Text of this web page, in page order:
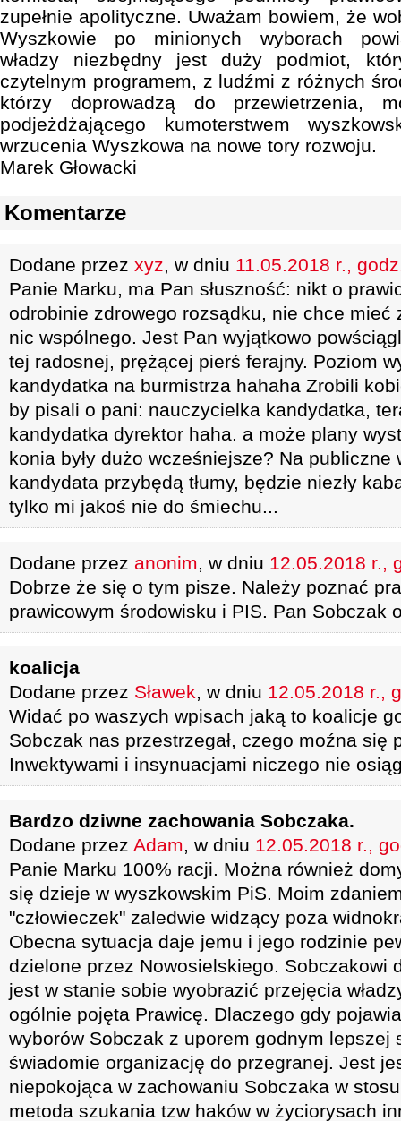
zupełnie apolityczne. Uważam bowiem, że
Wyszkowie po minionych wyborach
władzy niezbędny jest duży podmiot,
czytelnym programem, z ludźmi z różnych
którzy doprowadzą do przewietrzenia,
podjeżdżającego kumoterstwem
wrzucenia Wyszkowa na nowe tory rozwoju.
Marek Głowacki
Komentarze
Dodane przez xyz, w dniu 11.05.2018 r.,
Panie Marku, ma Pan słuszność: nikt o
odrobinie zdrowego rozsądku, nie chce mieć
nic wspólnego. Jest Pan wyjątkowo
tej radosnej, prężącej pierś ferajny. Poziom
kandydatka na burmistrza hahaha Zrobili
by pisali o pani: nauczycielka kandydatka,
kandydatka dyrektor haha. a może plany
konia były dużo wcześniejsze? Na
kandydata przybędą tłumy, będzie niezły
tylko mi jakoś nie do śmiechu...
Dodane przez anonim, w dniu 12.05.2018 r.,
Dobrze że się o tym pisze. Należy poznać
prawicowym środowisku i PIS. Pan Sobczak
koalicja
Dodane przez Sławek, w dniu 12.05.2018 r.,
Widać po waszych wpisach jaką to koalicje
Sobczak nas przestrzegał, czego moźna się
Inwektywami i insynuacjami niczego nie
Bardzo dziwne zachowania Sobczaka.
Dodane przez Adam, w dniu 12.05.2018 r.,
Panie Marku 100% racji. Można również
się dzieje w wyszkowskim PiS. Moim
"człowieczek" zaledwie widzący poza
Obecna sytuacja daje jemu i jego rodzinie
dzielone przez Nowosielskiego. Sobczakowi
jest w stanie sobie wyobrazić przejęcia
ogólnie pojęta Prawicę. Dlaczego gdy
wyborów Sobczak z uporem godnym lepszej
świadomie organizację do przegranej. Jest
niepokojąca w zachowaniu Sobczaka w
metoda szukania tzw haków w życiorysach